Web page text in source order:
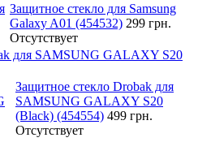
Защитное стекло для Samsung
Galaxy A01 (454532) 299 грн.
Отсутствует
для SAMSUNG GALAXY S20
Защитное стекло Drobak для
SAMSUNG GALAXY S20
(Black) (454554) 499 грн.
Отсутствует